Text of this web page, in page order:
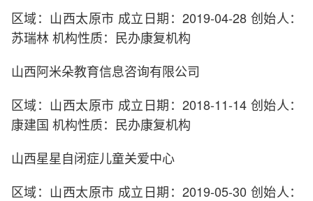
区域：山西太原市 成立日期：2019-04-28 创始人：
苏瑞林 机构性质：民办康复机构
山西阿米朵教育信息咨询有限公司
区域：山西太原市 成立日期：2018-11-14 创始人：
康建国 机构性质：民办康复机构
山西星星自闭症儿童关爱中心
区域：山西太原市 成立日期：2019-05-30 创始人：